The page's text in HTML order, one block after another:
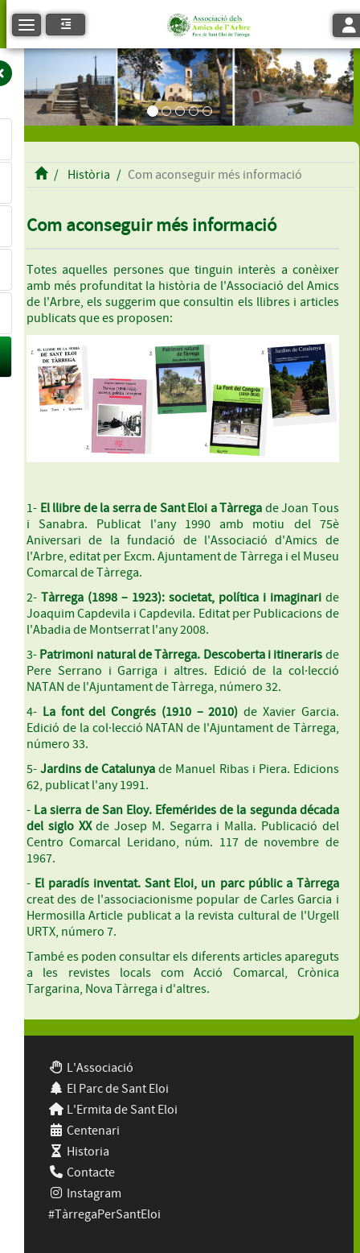
Toggle navigation
Història Com aconseguir més informació
Com aconseguir més informació
Totes aquelles persones que tinguin interès a conèixer
amb més profunditat la història de l'Associació del Amics
de l'Arbre, els suggerim que consultin els llibres i articles
publicats que es proposen:
1- El llibre de la serra de Sant Eloi a Tàrrega de Joan Tous
i Sanabra. Publicat l'any 1990 amb motiu del 75è
Aniversari de la fundació de l'Associació d'Amics de
l'Arbre, editat per Excm. Ajuntament de Tàrrega i el Museu
Comarcal de Tàrrega.
2- Tàrrega (1898 – 1923): societat, política i imaginaride
Joaquim Capdevila i Capdevila. Editat per Publicacions de
l'Abadia de Montserrat l'any 2008.
3- Patrimoni natural de Tàrrega. Descoberta i itineraris de
Pere Serrano i Garriga i altres. Edició de la col·lecció
NATAN de l'Ajuntament de Tàrrega, número 32.
4- La font del Congrés (1910 – 2010) de Xavier Garcia.
Edició de la col·lecció NATAN de l'Ajuntament de Tàrrega,
número 33.
5-Jardins de Catalunya de Manuel Ribas i Piera. Edicions
62, publicat l'any 1991.
- La sierra de San Eloy. Efemérides de la segunda década
del siglo XXde Josep M. Segarra i Malla. Publicació del
Centro Comarcal Leridano, núm. 117 de novembre de
1967.
- El paradís inventat. Sant Eloi, un parc públic a Tàrrega
creat des de l'associacionisme popular de Carles Garcia i
Hermosilla Article publicat a la revista cultural de l'Urgell
URTX, número 7.
També es poden consultar els diferents articles apareguts
a les revistes locals com Acció Comarcal, Crònica
Targarina, Nova Tàrrega i d'altres.
L'Associació
El Parc de Sant Eloi
L'Ermita de Sant Eloi
Centenari
Historia
Contacte
Instagram
#TàrregaPerSantEloi